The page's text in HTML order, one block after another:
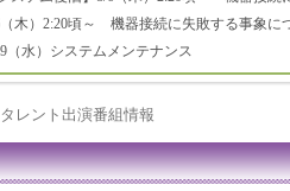
（木）2:20頃～ 機器接続に失敗する事象に
（水）システムメンテナンス
レント出演番組情報